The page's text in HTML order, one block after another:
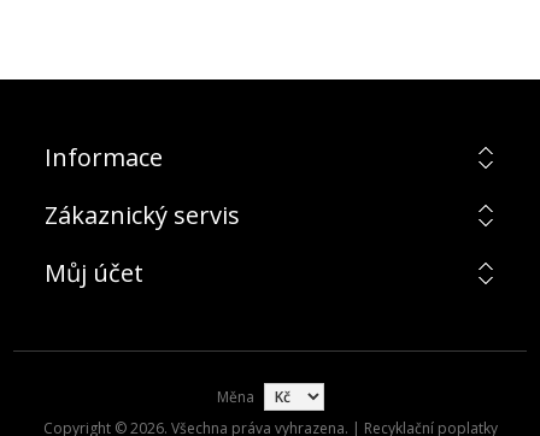
Informace
Zákaznický servis
Můj účet
Měna
Copyright © 2026. Všechna práva vyhrazena. | Recyklační poplatky